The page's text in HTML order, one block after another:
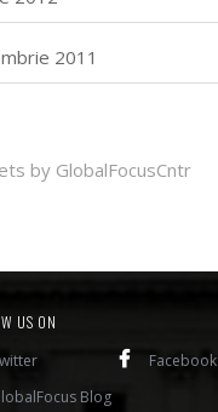
2011
by GlobalFocusCntr
US ON
Facebook
Blog